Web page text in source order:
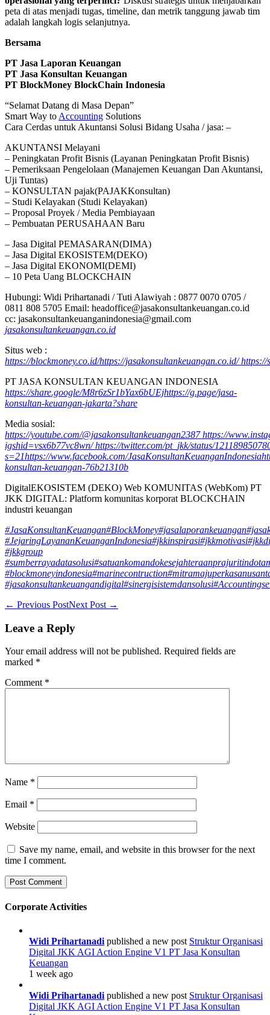
peta di atas menjadi tugas, timeline, dan metrik tanggung jawab tim
adalah langkah logis selanjutnya.
Bersama
PT Jasa Laporan Keuangan
PT Jasa Konsultan Keuangan
PT BlockMoney BlockChain Indonesia
“Selamat Datang di Masa Depan”
Smart Way to Accounting Solutions
Cara Cerdas untuk Akuntansi Solusi Bidang Usaha / jasa: –
AKUNTANSI Melayani
– Peningkatan Profit Bisnis (Layanan Peningkatan Profit Bisnis)
– Pemeriksaan Pengelolaan (Manajemen Keuangan Dan Akuntansi,
Uji Tuntas)
– KONSULTAN pajak(PAJAKKonsultan)
– Studi Kelayakan (Studi Kelayakan)
– Proposal Proyek / Media Pembiayaan
– Pembuatan PERUSAHAAN Baru
– Jasa Digital PEMASARAN(DIMA)
– Jasa Digital EKOSISTEM(DEKO)
– Jasa Digital EKONOMI(DEMI)
– 10 Peta Uang BLOCKCHAIN
Hubungi: Widi Prihartanadi / Tuti Alawiyah : 0877 0070 0705 /
0811 808 5705 Email: headoffice@jasakonsultankeuangan.co.id
cc: jasakonsultankeuanganindonesia@gmail.com
jasakonsultankeuangan.co.id
Situs web :
https://blockmoney.co.id/https://jasakonsultankeuangan.co.id/https://
PT JASA KONSULTAN KEUANGAN INDONESIA
https://share.google/M8r6zSr1bYax6bUEjhttps://g.page/jasa-
konsultan-keuangan-jakarta?share
Media sosial:
https://youtube.com/@jasakonsultankeuangan2387https://
igshid=vsx6b77vc8wn/https://twitter.com/pt_jkk/status/
s=21https://www.facebook.com/JasaKonsultanKeuanganIndonesia
konsultan-keuangan-76b21310b
DigitalEKOSISTEM (DEKO) Web KOMUNITAS (WebKom) PT
JKK DIGITAL: Platform komunitas korporat BLOCKCHAIN
industri keuangan
#JasaKonsultanKeuangan#BlockMoney#jasalaporankeuangan
#JejaringLayananKeuanganIndonesia#jkkinspirasi#jkkmotivasi
#jkkgroup
#sumberrayadatasolusi
#blockmoneyindonesia#marinecontruction
#jasakonsultankeuangandigital#sinergisistemdansolusi
Post
← Previous PostNext Post →
Leave a Reply
Your email address will not be published. Required fields are
marked *
Comment *
Name *
Email *
Website
Save my name, email, and website in this browser for the next
time I comment.
Corporate Activities
Widi Prihartanadi published a new post Struktur Organisasi
Digital JKK AGI Action Engine V1 PT Jasa Konsultan
Keuangan
1 week ago
Widi Prihartanadi published a new post Struktur Organisasi
Digital JKK AGI Action Engine V1 PT Jasa Konsultan